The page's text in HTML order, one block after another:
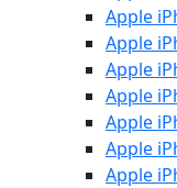
Apple
Apple
Apple
Apple
Apple
Apple
Apple